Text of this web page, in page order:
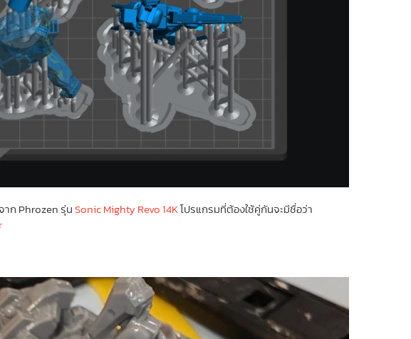
าก Phrozen รุ่นSonic Mighty Revo 14Kโปรแกรมที่ต้องใช้คู่กันจะมีชื่อว่า